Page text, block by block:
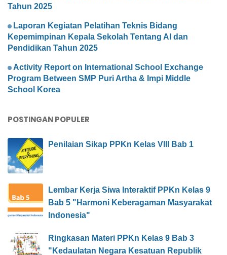
Tahun 2025
Laporan Kegiatan Pelatihan Teknis Bidang
Kepemimpinan Kepala Sekolah Tentang AI dan
Pendidikan Tahun 2025
Activity Report on International School Exchange
Program Between SMP Puri Artha & Impi Middle
School Korea
POSTINGAN POPULER
Penilaian Sikap PPKn Kelas VIII Bab 1
Lembar Kerja Siwa Interaktif PPKn Kelas 9
Bab 5 "Harmoni Keberagaman Masyarakat
Indonesia"
Ringkasan Materi PPKn Kelas 9 Bab 3
"Kedaulatan Negara Kesatuan Republik